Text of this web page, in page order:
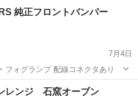
ゴルフ セット
純正フロントバンパー
7月4日
フォグランプ 配線コネクタあり
装、車外用品 バンパー
レンジ 石窯オーブン